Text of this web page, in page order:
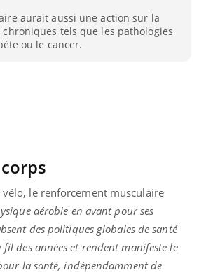
aurait aussi une action sur la
tels que les pathologies
ou le cancer.
le renforcement musculaire
aérobie en avant pour ses
des politiques globales de santé
des années et rendent manifeste le
la santé, indépendamment de
sommeil ?